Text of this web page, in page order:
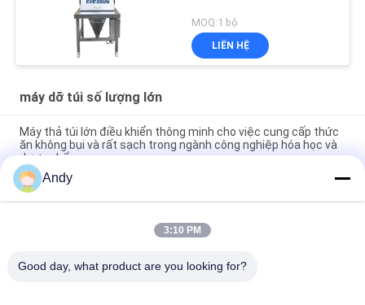
MOQ:1 bộ
LIÊN HỆ
máy dỡ túi số lượng lớn
Máy thả túi lớn điều khiển thông minh cho việc cung cấp thức
ăn không bụi và rất sạch trong ngành công nghiệp hóa học và
dược phẩm
Môi trường hoạt động sạch và không bụi Máy thả túi lớn
chuyên biệt cho xử lý vật liệu
Máy xả bao lớn tích hợp trạm cấp liệu không bụi và sàng xả
Andy
3:10 PM
Good day, what product are you looking for?